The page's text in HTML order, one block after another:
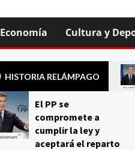
Economía Cultura y
HISTORIA RELÁMPAGO
El PP se
compromete a
cumplir la ley y
aceptará el reparto